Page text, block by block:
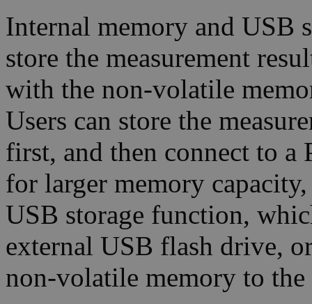
Internal memory and USB
store the measurement
with the non-volatile
Users can store the
first, and then connect to
for larger memory
USB storage function,
external USB flash drive,
non-volatile memory to